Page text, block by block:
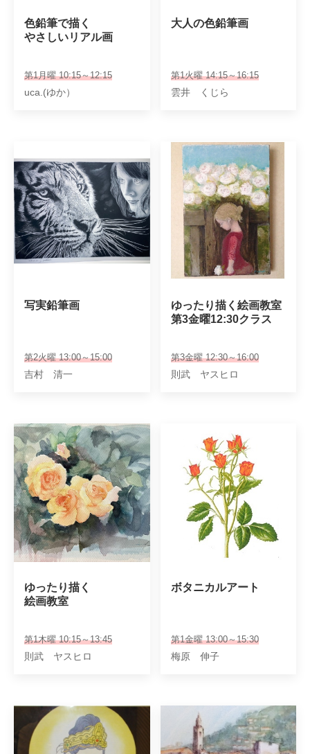
色鉛筆で描く
やさしいリアル画
第1月曜 10:15～12:15
uca.(ゆか）
大人の色鉛筆画
第1火曜 14:15～16:15
雲井 くじら
写実鉛筆画
第2火曜 13:00～15:00
吉村 清一
ゆったり描く絵画教室
第3金曜12:30クラス
第3金曜 12:30～16:00
則武 ヤスヒロ
ゆったり描く
絵画教室
第1木曜 10:15～13:45
則武 ヤスヒロ
ボタニカルアート
第1金曜 13:00～15:30
梅原 伸子